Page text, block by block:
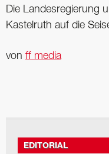
Die Landesregierung
Kastelruth auf die
von ff media
EDITORIAL